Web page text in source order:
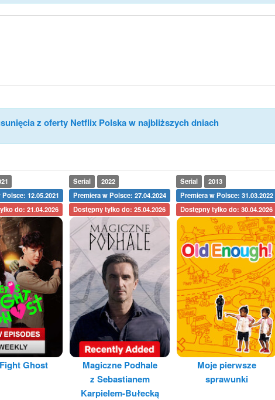
z oferty Netflix Polska w najbliższych dniach
12.05.2021
do: 21.04.2026
Ghost
Serial
2022
Premiera w Polsce: 27.04.2024
Dostępny tylko do: 25.04.2026
Magiczne Podhale
z Sebastianem
Karpielem-Bułecką
Serial
2013
Premiera w Polsce: 31.03.2022
Dostępny tylko do: 30.04.2026
Moje pierwsze
sprawunki